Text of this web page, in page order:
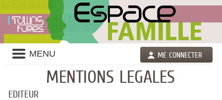
Liste
des
MENU ME CONNECTER
MENTIONS LEGALES
EDITEUR